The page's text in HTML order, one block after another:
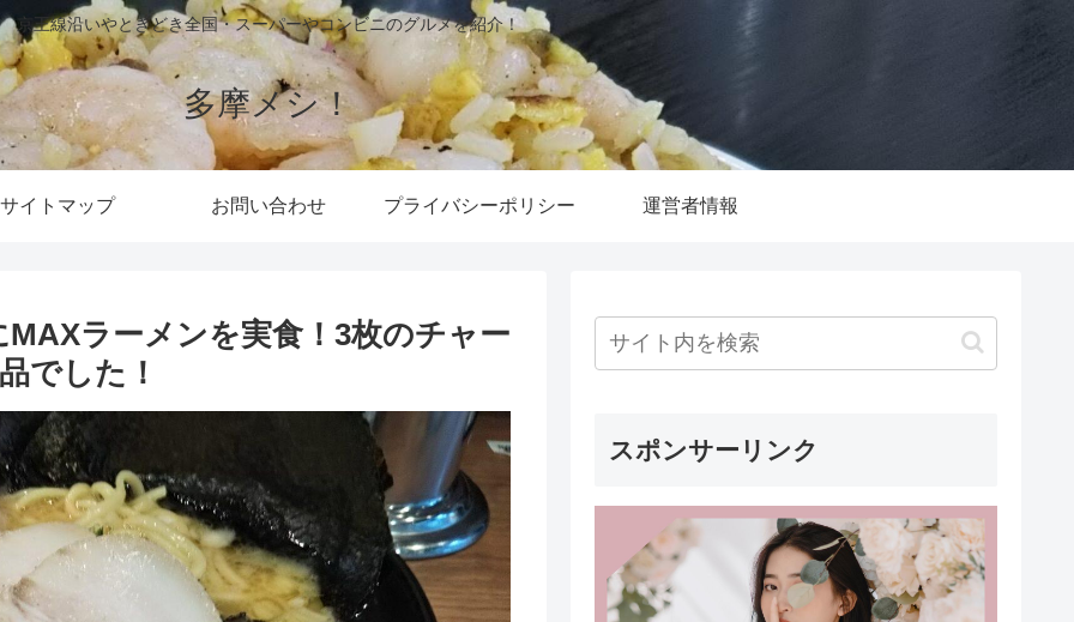
京王線沿いやときどき全国・スーパーやコンビニのグルメを紹介！
多摩メシ！
サイトマップ お問い合わせ プライバシーポリシー 運営者情報
ラーメンを実食！3枚のチャー
でした！
スポンサーリンク